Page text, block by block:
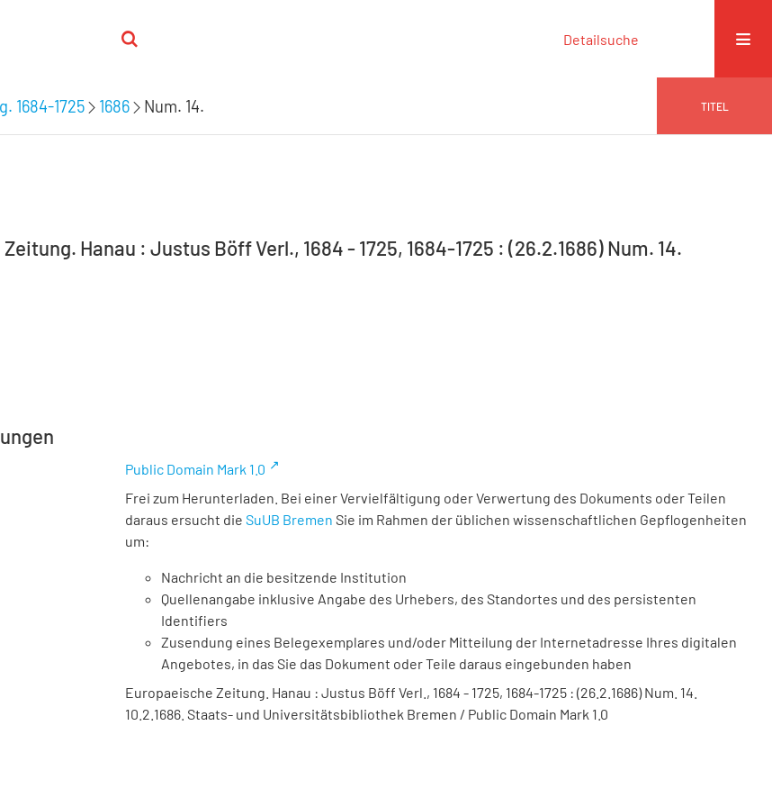
Detailsuche
1684-1725 1686 Num. 14. TITEL
Hanau : Justus Böff Verl., 1684 - 1725, 1684-1725 : (26.2.1686) Num. 14.
Public Domain Mark 1.0
Frei zum Herunterladen. Bei einer Vervielfältigung oder Verwertung des Dokuments oder Teilen
daraus ersucht die SuUB Bremen Sie im Rahmen der üblichen wissenschaftlichen Gepflogenheiten
um:
Nachricht an die besitzende Institution
Quellenangabe inklusive Angabe des Urhebers, des Standortes und des persistenten
Identifiers
Zusendung eines Belegexemplares und/oder Mitteilung der Internetadresse Ihres digitalen
Angebotes, in das Sie das Dokument oder Teile daraus eingebunden haben
Europaeische Zeitung. Hanau : Justus Böff Verl., 1684 - 1725, 1684-1725 : (26.2.1686) Num. 14.
10.2.1686. Staats- und Universitätsbibliothek Bremen / Public Domain Mark 1.0